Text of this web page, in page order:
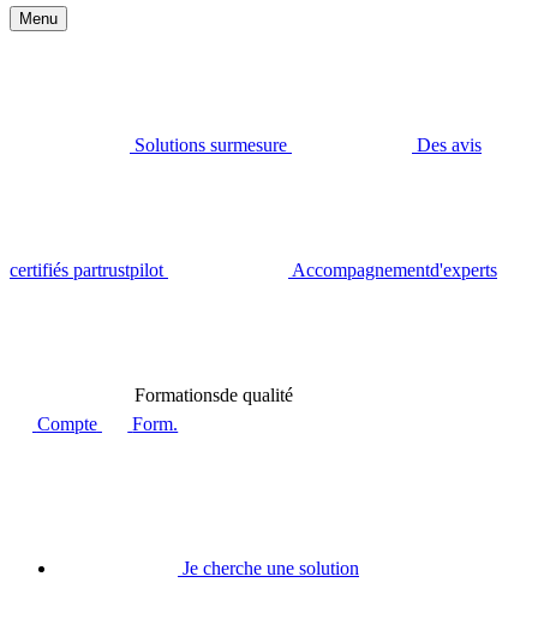
Menu
Solutions surmesure Des avis
certifiés partrustpilot Accompagnementd'experts
Formationsde qualité
Compte
Form.
Je cherche une solution